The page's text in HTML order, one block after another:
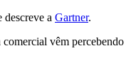
a Gartner.
vêm percebendo